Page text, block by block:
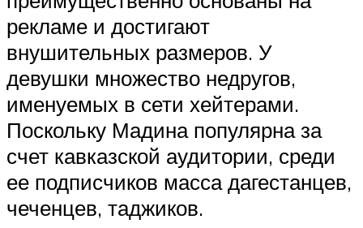
рекламе и достигают
внушительных размеров. У
девушки множество недругов,
именуемых в сети хейтерами.
Поскольку Мадина популярна за
счет кавказской аудитории, среди
ее подписчиков масса дагестанцев,
чеченцев, таджиков.